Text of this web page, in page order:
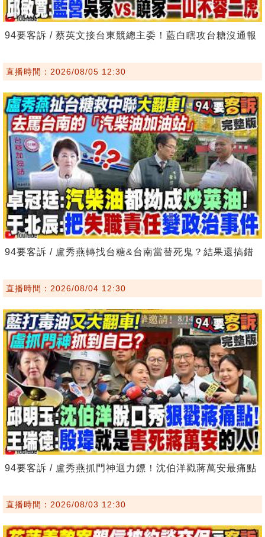
94要客訴 / 蔡英文接台東競總主委！藍白瞎攻台糖沒通報
直播時間：2026/08/05 12:30
94要客訴 / 盧秀燕轉找台糖&台南當替死鬼？結果還搞錯
直播時間：2026/08/04 12:30
94要客訴 / 盧秀燕抓門神迴力鏢！沈伯洋戳蔣萬安最痛點
直播時間：2026/08/03 12:30